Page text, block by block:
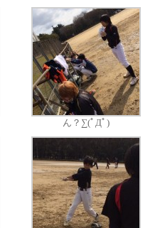
ん？∑(ﾟДﾟ)